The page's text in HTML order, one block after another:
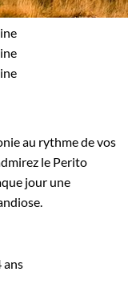
au rythme de vos
le Perito
jour une
ans